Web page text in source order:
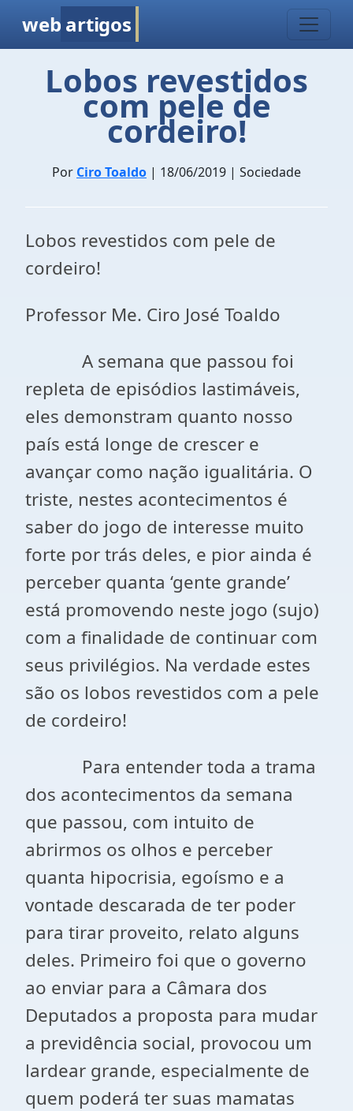
web artigos
Lobos revestidos
com pele de
cordeiro!
Por Ciro Toaldo | 18/06/2019 | Sociedade
Lobos revestidos com pele de
cordeiro!
Professor Me. Ciro José Toaldo
A semana que passou foi
repleta de episódios lastimáveis,
eles demonstram quanto nosso
país está longe de crescer e
avançar como nação igualitária. O
triste, nestes acontecimentos é
saber do jogo de interesse muito
forte por trás deles, e pior ainda é
perceber quanta ‘gente grande’
está promovendo neste jogo (sujo)
com a finalidade de continuar com
seus privilégios. Na verdade estes
são os lobos revestidos com a pele
de cordeiro!
Para entender toda a trama
dos acontecimentos da semana
que passou, com intuito de
abrirmos os olhos e perceber
quanta hipocrisia, egoísmo e a
vontade descarada de ter poder
para tirar proveito, relato alguns
deles. Primeiro foi que o governo
ao enviar para a Câmara dos
Deputados a proposta para mudar
a previdência social, provocou um
lardear grande, especialmente de
quem poderá ter suas mamatas